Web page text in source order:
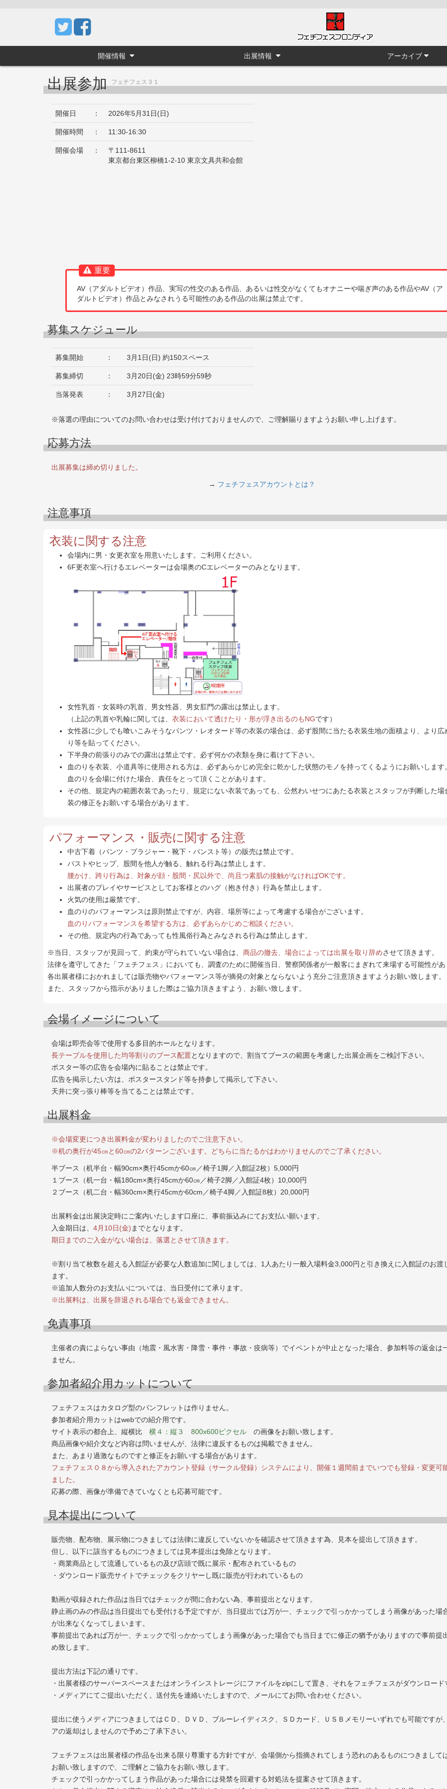
開催情報 出展情報 アーカイブ
出展参加フェチフェス３１
開催日 ： 2026年5月31日(日)
開催時間 ： 11:30-16:30
開催会場 ：
〒111-8611
東京都台東区柳橋1-2-10 東京文具共和会館
重要
AV（アダルトビデオ）作品、実写の性交のある作品、あるいは性交がなくてもオナニーや喘ぎ声のある作品やAV（ア
ダルトビデオ）作品とみなされうる可能性のある作品の出展は禁止です。
募集スケジュール
募集開始 ： 3月1日(日) 約150スペース
募集締切 ： 3月20日(金) 23時59分59秒
当落発表 ： 3月27日(金)
※落選の理由についてのお問い合わせは受け付けておりませんので、ご理解賜りますようお願い申し上げます。
応募方法
出展募集は締め切りました。
→ フェチフェスアカウントとは？
注意事項
衣装に関する注意
会場内に男・女更衣室を用意いたします。ご利用ください。
6F更衣室へ行けるエレベーターは会場奥のCエレベーターのみとなります。
女性乳首・女装時の乳首、男女性器、男女肛門の露出は禁止します。
（上記の乳首や乳輪に関しては、 衣装において透けたり・形が浮き出るのもNGです）
女性器に少しでも喰いこみそうなパンツ・レオタード等の衣装の場合は、必ず股間に当たる衣装生地の面積より、より広
り等を貼ってください。
下半身の前張りのみでの露出は禁止です。必ず何かの衣類を身に着けて下さい。
血のりを衣装、小道具等に使用される方は、必ずあらかじめ完全に乾かした状態のモノを持ってくるようにお願いします
血のりを会場に付けた場合、責任をとって頂くことがあります。
その他、規定内の範囲衣装であったり、規定にない衣装であっても、公然わいせつにあたる衣装とスタッフが判断した場
装の修正をお願いする場合があります。
パフォーマンス・販売に関する注意
中古下着（パンツ・ブラジャー・靴下・パンスト等）の販売は禁止です。
バストやヒップ、股間を他人が触る、触れる行為は禁止します。
腰かけ、跨り行為は、対象が顔・股間・尻以外で、尚且つ素肌の接触がなければOKです。
出展者のプレイやサービスとしてお客様とのハグ（抱き付き）行為を禁止します。
火気の使用は厳禁です。
血のりのパフォーマンスは原則禁止ですが、内容、場所等によって考慮する場合がございます。
血のりパフォーマンスを希望する方は、必ずあらかじめご相談ください。
その他、規定内の行為であっても性風俗行為とみなされる行為は禁止します。
※当日、スタッフが見回って、約束が守られていない場合は、 商品の撤去、場合によっては出展を取り辞めさせて頂きます。
法律を遵守してきた「フェチフェス」においても、調査のために開催当日、警察関係者が一般客にまぎれて来場する可能性が
各出展者様におかれましては販売物やパフォーマンス等が摘発の対象とならないよう充分ご注意頂きますようお願い致します。
また、スタッフから指示がありました際はご協力頂きますよう、お願い致します。
会場イメージについて
会場は即売会等で使用する多目的ホールとなります。
長テーブルを使用した均等割りのブース配置となりますので、割当てブースの範囲を考慮した出展企画をご検討下さい。
ポスター等の広告を会場内に貼ることは禁止です。
広告を掲示したい方は、ポスタースタンド等を持参して掲示して下さい。
天井に突っ張り棒等を当てることは禁止です。
出展料金
※会場変更につき出展料金が変わりましたのでご注意下さい。
※机の奥行が45㎝と60㎝の2パターンございます。どちらに当たるかはわかりませんのでご了承ください。
半ブース（机半台・幅90cm×奥行45cmか60㎝／椅子1脚／入館証2枚）5,000円
１ブース（机一台・幅180cm×奥行45cmか60㎝／椅子2脚／入館証4枚）10,000円
２ブース（机二台・幅360cm×奥行45cmか60cm／椅子4脚／入館証8枚）20,000円
出展料金は出展決定時にご案内いたします口座に、事前振込みにてお支払い願います。
入金期日は、 4月10日(金) までとなります。
期日までのご入金がない場合は、落選とさせて頂きます。
※割り当て枚数を超える入館証が必要な人数追加に関しましては、1人あたり一般入場料金3,000円と引き換えに入館証のお渡
ます。
※追加人数分のお支払いについては、当日受付にて承ります。
※出展料は、出展を辞退される場合でも返金できません。
免責事項
主催者の責によらない事由（地震・風水害・降雪・事件・事故・疫病等）でイベントが中止となった場合、参加料等の返金は
ません。
参加者紹介用カットについて
フェチフェスはカタログ型のパンフレットは作りません。
参加者紹介用カットはwebでの紹介用です。
サイト表示の都合上、縦横比 横４：縦３ 800x600ピクセル の画像をお願い致します。
商品画像や紹介文など内容は問いませんが、法律に違反するものは掲載できません。
また、あまり過激なものですと修正をお願いする場合があります。
フェチフェス０８から導入されたアカウント登録（サークル登録）システムにより、開催１週間前までいつでも登録・変更可
ました。
応募の際、画像が準備できていなくとも応募可能です。
見本提出について
販売物、配布物、展示物につきましては法律に違反していないかを確認させて頂きます為、見本を提出して頂きます。
但し、以下に該当するものにつきましては見本提出は免除となります。
・商業商品として流通しているもの及び店頭で既に展示・配布されているもの
・ダウンロード販売サイトでチェックをクリヤーし既に販売が行われているもの
動画が収録された作品は当日ではチェックが間に合わない為、事前提出となります。
静止画のみの作品は当日提出でも受付ける予定ですが、当日提出では万が一、チェックで引っかかってしまう画像があった場
が出来なくなってしまいます。
事前提出であれば万が一、チェックで引っかかってしまう画像があった場合でも当日までに修正の猶予がありますので事前提
め致します。
提出方法は下記の通りです。
・出展者様のサーバースペースまたはオンラインストレージにファイルをzipにして置き、それをフェチフェスがダウンロード
・メディアにてご提出いただく。送付先を連絡いたしますので、メールにてお問い合わせください。
提出に使うメディアにつきましてはＣＤ、ＤＶＤ、ブルーレイディスク、ＳＤカード、ＵＳＢメモリーいずれでも可能ですが
アの返却はしませんので予めご了承下さい。
フェチフェスは出展者様の作品を出来る限り尊重する方針ですが、会場側から指摘されてしまう恐れのあるものにつきまして
お願い致しますので、ご理解とご協力をお願い致します。
チェックで引っかかってしまう作品があった場合には発禁を回避する対処法を提案させて頂きます。